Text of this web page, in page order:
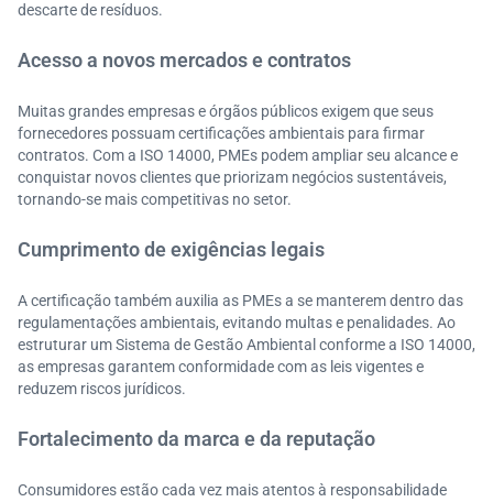
descarte de resíduos.
Acesso a novos mercados e contratos
Muitas grandes empresas e órgãos públicos exigem que seus
fornecedores possuam certificações ambientais para firmar
contratos. Com a ISO 14000, PMEs podem ampliar seu alcance e
conquistar novos clientes que priorizam negócios sustentáveis,
tornando-se mais competitivas no setor.
Cumprimento de exigências legais
A certificação também auxilia as PMEs a se manterem dentro das
regulamentações ambientais, evitando multas e penalidades. Ao
estruturar um Sistema de Gestão Ambiental conforme a ISO 14000,
as empresas garantem conformidade com as leis vigentes e
reduzem riscos jurídicos.
Fortalecimento da marca e da reputação
Consumidores estão cada vez mais atentos à responsabilidade